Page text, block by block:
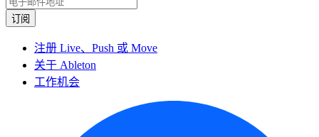
注册 Live、Push 或 Move
关于 Ableton
工作机会